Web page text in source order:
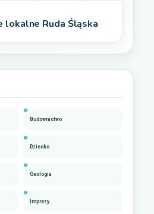
lokalne Ruda Śląska
Budownictwo
Dziecko
Geologia
Imprezy